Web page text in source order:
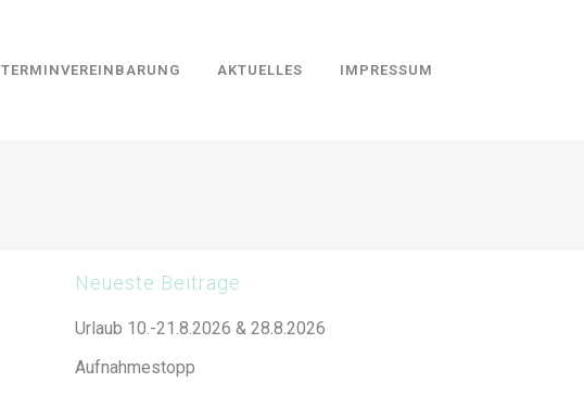
TERMINVEREINBARUNG AKTUELLES IMPRESSUM
Neueste Beiträge
Urlaub 10.-21.8.2026 & 28.8.2026
Aufnahmestopp